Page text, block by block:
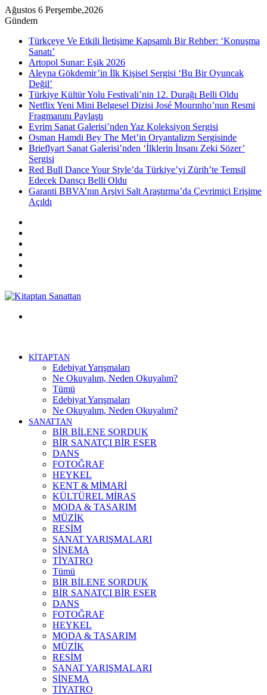
Ağustos 6 Perşembe,2026
Gündem
Türkçeye Ve Etkili İletişime Kapsamlı Bir Rehber: ‘Konuşma
Sanatı’
Artopol Sunar: Eşik 2026
Aleyna Gökdemir’in İlk Kişisel Sergisi ‘Bu Bir Oyuncak
Değil’
Türkiye Kültür Yolu Festivali’nin 12. Durağı Belli Oldu
Netflix Yeni Mini Belgesel Dizisi José Mourınho’nun Resmi
Fragmanını Paylaştı
Evrim Sanat Galerisi’nden Yaz Koleksiyon Sergisi
Osman Hamdi Bey The Met’in Oryantalizm Sergisinde
Brieflyart Sanat Galerisi’nden ‘İlklerin İnsanı Zeki Sözer’
Sergisi
Red Bull Dance Your Style’da Türkiye’yi Zürih’te Temsil
Edecek Dansçı Belli Oldu
Garanti BBVA’nın Arşivi Salt Araştırma’da Çevrimiçi Erişime
Açıldı
KİTAPTAN
Edebiyat Yarışmaları
Ne Okuyalım, Neden Okuyalım?
Tümü
Edebiyat Yarışmaları
Ne Okuyalım, Neden Okuyalım?
SANATTAN
BİR BİLENE SORDUK
BİR SANATÇI BİR ESER
DANS
FOTOĞRAF
HEYKEL
KENT & MİMARİ
KÜLTÜREL MİRAS
MODA & TASARIM
MÜZİK
RESİM
SANAT YARIŞMALARI
SİNEMA
TİYATRO
Tümü
BİR BİLENE SORDUK
BİR SANATÇI BİR ESER
DANS
FOTOĞRAF
HEYKEL
MODA & TASARIM
MÜZİK
RESİM
SANAT YARIŞMALARI
SİNEMA
TİYATRO